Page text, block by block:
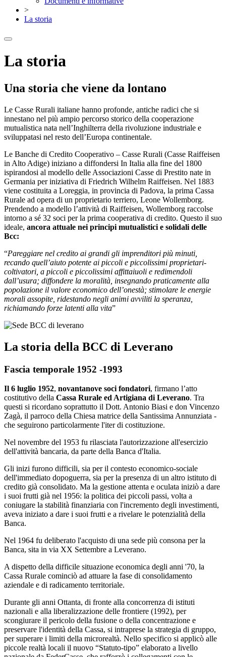
>
La storia
La storia
Una storia che viene da lontano
Le Casse Rurali italiane hanno profonde, antiche radici che si
innestano nel più ampio percorso storico della cooperazione
mutualistica nata nell’Inghilterra della rivoluzione industriale e
sviluppatasi nel resto dell’Europa continentale.
Le Banche di Credito Cooperativo – Casse Rurali (Casse Raiffeisen
in Alto Adige) iniziano a diffondersi In Italia alla fine del 1800
ispirandosi al modello delle Associazioni Casse di Prestito nate in
Germania per iniziativa di Friedrich Wilhelm Raiffeisen. Nel 1883
viene costituita a Loreggia, in provincia di Padova, la prima Cassa
Rurale ad opera di un proprietario terriero, Leone Wollemborg.
Prendendo a modello l’attività di Raiffeisen, Wollemborg raccolse
intorno a sé 32 soci per la prima cooperativa di credito. Questo il suo
ideale, ancora attuale nei principi mutualistici e solidali delle
Bcc:
“Pareggiare nel credito ai grandi gli imprenditori più minuti,
recando quell’aiuto potente ai piccoli e piccolissimi proprietari-
coltivatori, a piccoli e piccolissimi affittaiuoli e redimendoli
dall’usura; diffondere la moralità, insegnando praticamente alla
popolazione il valore economico dell’onestà; stimolare le energie
morali assopite, ridestando negli animi avviliti la speranza,
richiamando forze latenti alla vita”
La storia della BCC di Leverano
Fascia temporale 1952 -1993
Il 6 luglio 1952, novantanove soci fondatori, firmano l’atto
costitutivo della Cassa Rurale ed Artigiana di Leverano. Tra
questi si ricordano soprattutto il Dott. Antonio Biasi e don Vincenzo
Zagà, il parroco della Chiesa matrice della Santissima Annunziata -
che seguirono particolarmente l'iter di costituzione.
Nel novembre del 1953 fu rilasciata l'autorizzazione all'esercizio
dell'attività bancaria, da parte della Banca d'Italia.
Gli inizi furono difficili, sia per il contesto economico-sociale
dell'immediato dopoguerra, sia per la presenza di un altro istituto di
credito già consolidato. Ma la gestione attenta e oculata iniziò a dare
i suoi frutti già nel 1956: la politica dei piccoli passi, volta a
coniugare la stabilità finanziaria con l'incremento degli investimenti,
aveva iniziato a dare i suoi frutti e a rivelare le potenzialità della
Banca.
Nel 1964 fu deliberato l'acquisto di una sede più consona per la
Banca, sita in via XX Settembre a Leverano.
A dispetto della difficile situazione economica degli anni '70, la
Cassa Rurale cominciò ad attuare la fase di consolidamento
aziendale e di radicamento territoriale.
Durante gli anni Ottanta, di fronte alla concorrenza di istituti
nazionali e alla liberalizzazione delle frontiere (1992), per
scongiurare il pericolo della fusione o della concentrazione e
preservare l'identità della Cassa, si intraprese la strategia di gruppo,
per superare i limiti della microrealtà. Nello specifico si applicò alle
piccole realtà locali il nuovo “Statuto-tipo” elaborato a livello